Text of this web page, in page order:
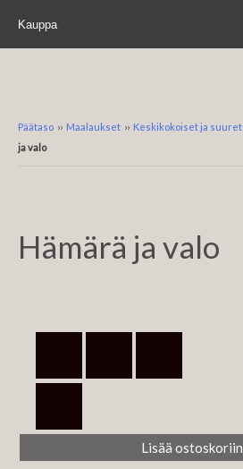
Kauppa
Päätaso ›› Maalaukset ›› Keskikokoiset ja suuret
ja valo
Hämärä ja valo